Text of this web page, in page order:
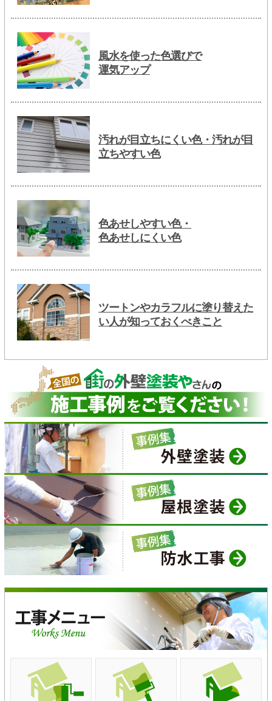
風水を使った色選びで
運気アップ
汚れが目立ちにくい色・汚れが目
立ちやすい色
色あせしやすい色・
色あせしにくい色
ツートンやカラフルに塗り替えた
い人が知っておくべきこと